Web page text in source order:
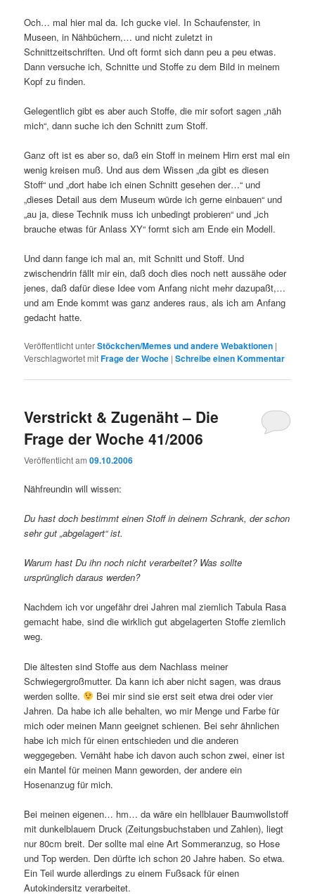
Och… mal hier mal da. Ich gucke viel. In Schaufenster, in
Museen, in Nähbüchern,… und nicht zuletzt in
Schnittzeitschriften. Und oft formt sich dann peu a peu etwas.
Dann versuche ich, Schnitte und Stoffe zu dem Bild in meinem
Kopf zu finden.
Gelegentlich gibt es aber auch Stoffe, die mir sofort sagen „näh
mich“, dann suche ich den Schnitt zum Stoff.
Ganz oft ist es aber so, daß ein Stoff in meinem Hirn erst mal ein
wenig kreisen muß. Und aus dem Wissen „da gibt es diesen
Stoff“ und „dort habe ich einen Schnitt gesehen der…“ und
„dieses Detail aus dem Museum würde ich gerne einbauen“ und
„au ja, diese Technik muss ich unbedingt probieren“ und „ich
brauche etwas für Anlass XY“ formt sich am Ende ein Modell.
Und dann fange ich mal an, mit Schnitt und Stoff. Und
zwischendrin fällt mir ein, daß doch dies noch nett aussähe oder
jenes, daß dafür diese Idee vom Anfang nicht mehr dazupaßt,…
und am Ende kommt was ganz anderes raus, als ich am Anfang
gedacht hatte.
Veröffentlicht unterStöckchen/Memes und andere Webaktionen |
Verschlagwortet mitFrage der Woche |Schreibe einen Kommentar
Verstrickt & Zugenäht – Die
Frage der Woche 41/2006
Veröffentlicht am09.10.2006
Nähfreundin will wissen:
Du hast doch bestimmt einen Stoff in deinem Schrank, der schon
sehr gut „abgelagert“ ist.
Warum hast Du ihn noch nicht verarbeitet? Was sollte
ursprünglich daraus werden?
Nachdem ich vor ungefähr drei Jahren mal ziemlich Tabula Rasa
gemacht habe, sind die wirklich gut abgelagerten Stoffe ziemlich
weg.
Die ältesten sind Stoffe aus dem Nachlass meiner
Schwiegergroßmutter. Da kann ich aber nicht sagen, was draus
werden sollte.
Bei mir sind sie erst seit etwa drei oder vier
Jahren. Da habe ich alle behalten, wo mir Menge und Farbe für
mich oder meinen Mann geeignet schienen. Bei sehr ähnlichen
habe ich mich für einen entschieden und die anderen
weggegeben. Vernäht habe ich davon auch schon zwei, einer ist
ein Mantel für meinen Mann geworden, der andere ein
Hosenanzug für mich.
Bei meinen eigenen… hm… da wäre ein hellblauer Baumwollstoff
mit dunkelblauem Druck (Zeitungsbuchstaben und Zahlen), liegt
nur 80cm breit. Der sollte mal eine Art Sommeranzug, so Hose
und Top werden. Den dürfte ich schon 20 Jahre haben. So etwa.
Ein Teil wurde allerdings zu einem Fußsack für einen
Autokindersitz verarbeitet.